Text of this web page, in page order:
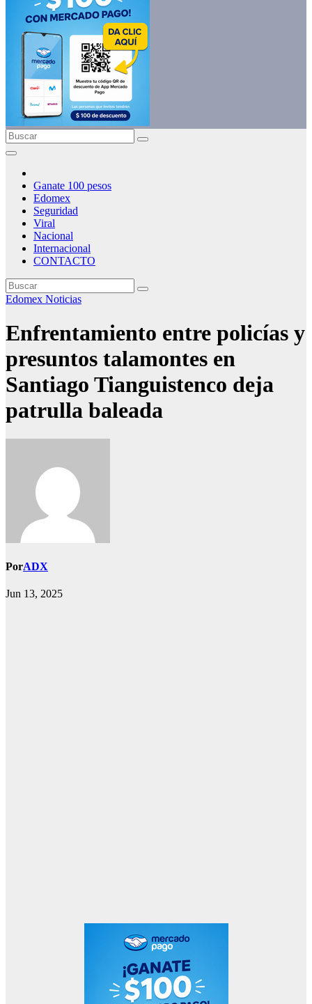
Ganate 100 pesos
Edomex
Seguridad
Viral
Nacional
Internacional
CONTACTO
Edomex Noticias
Enfrentamiento entre policías y
presuntos talamontes en
Santiago Tianguistenco deja
patrulla baleada
PorADX
Jun 13, 2025